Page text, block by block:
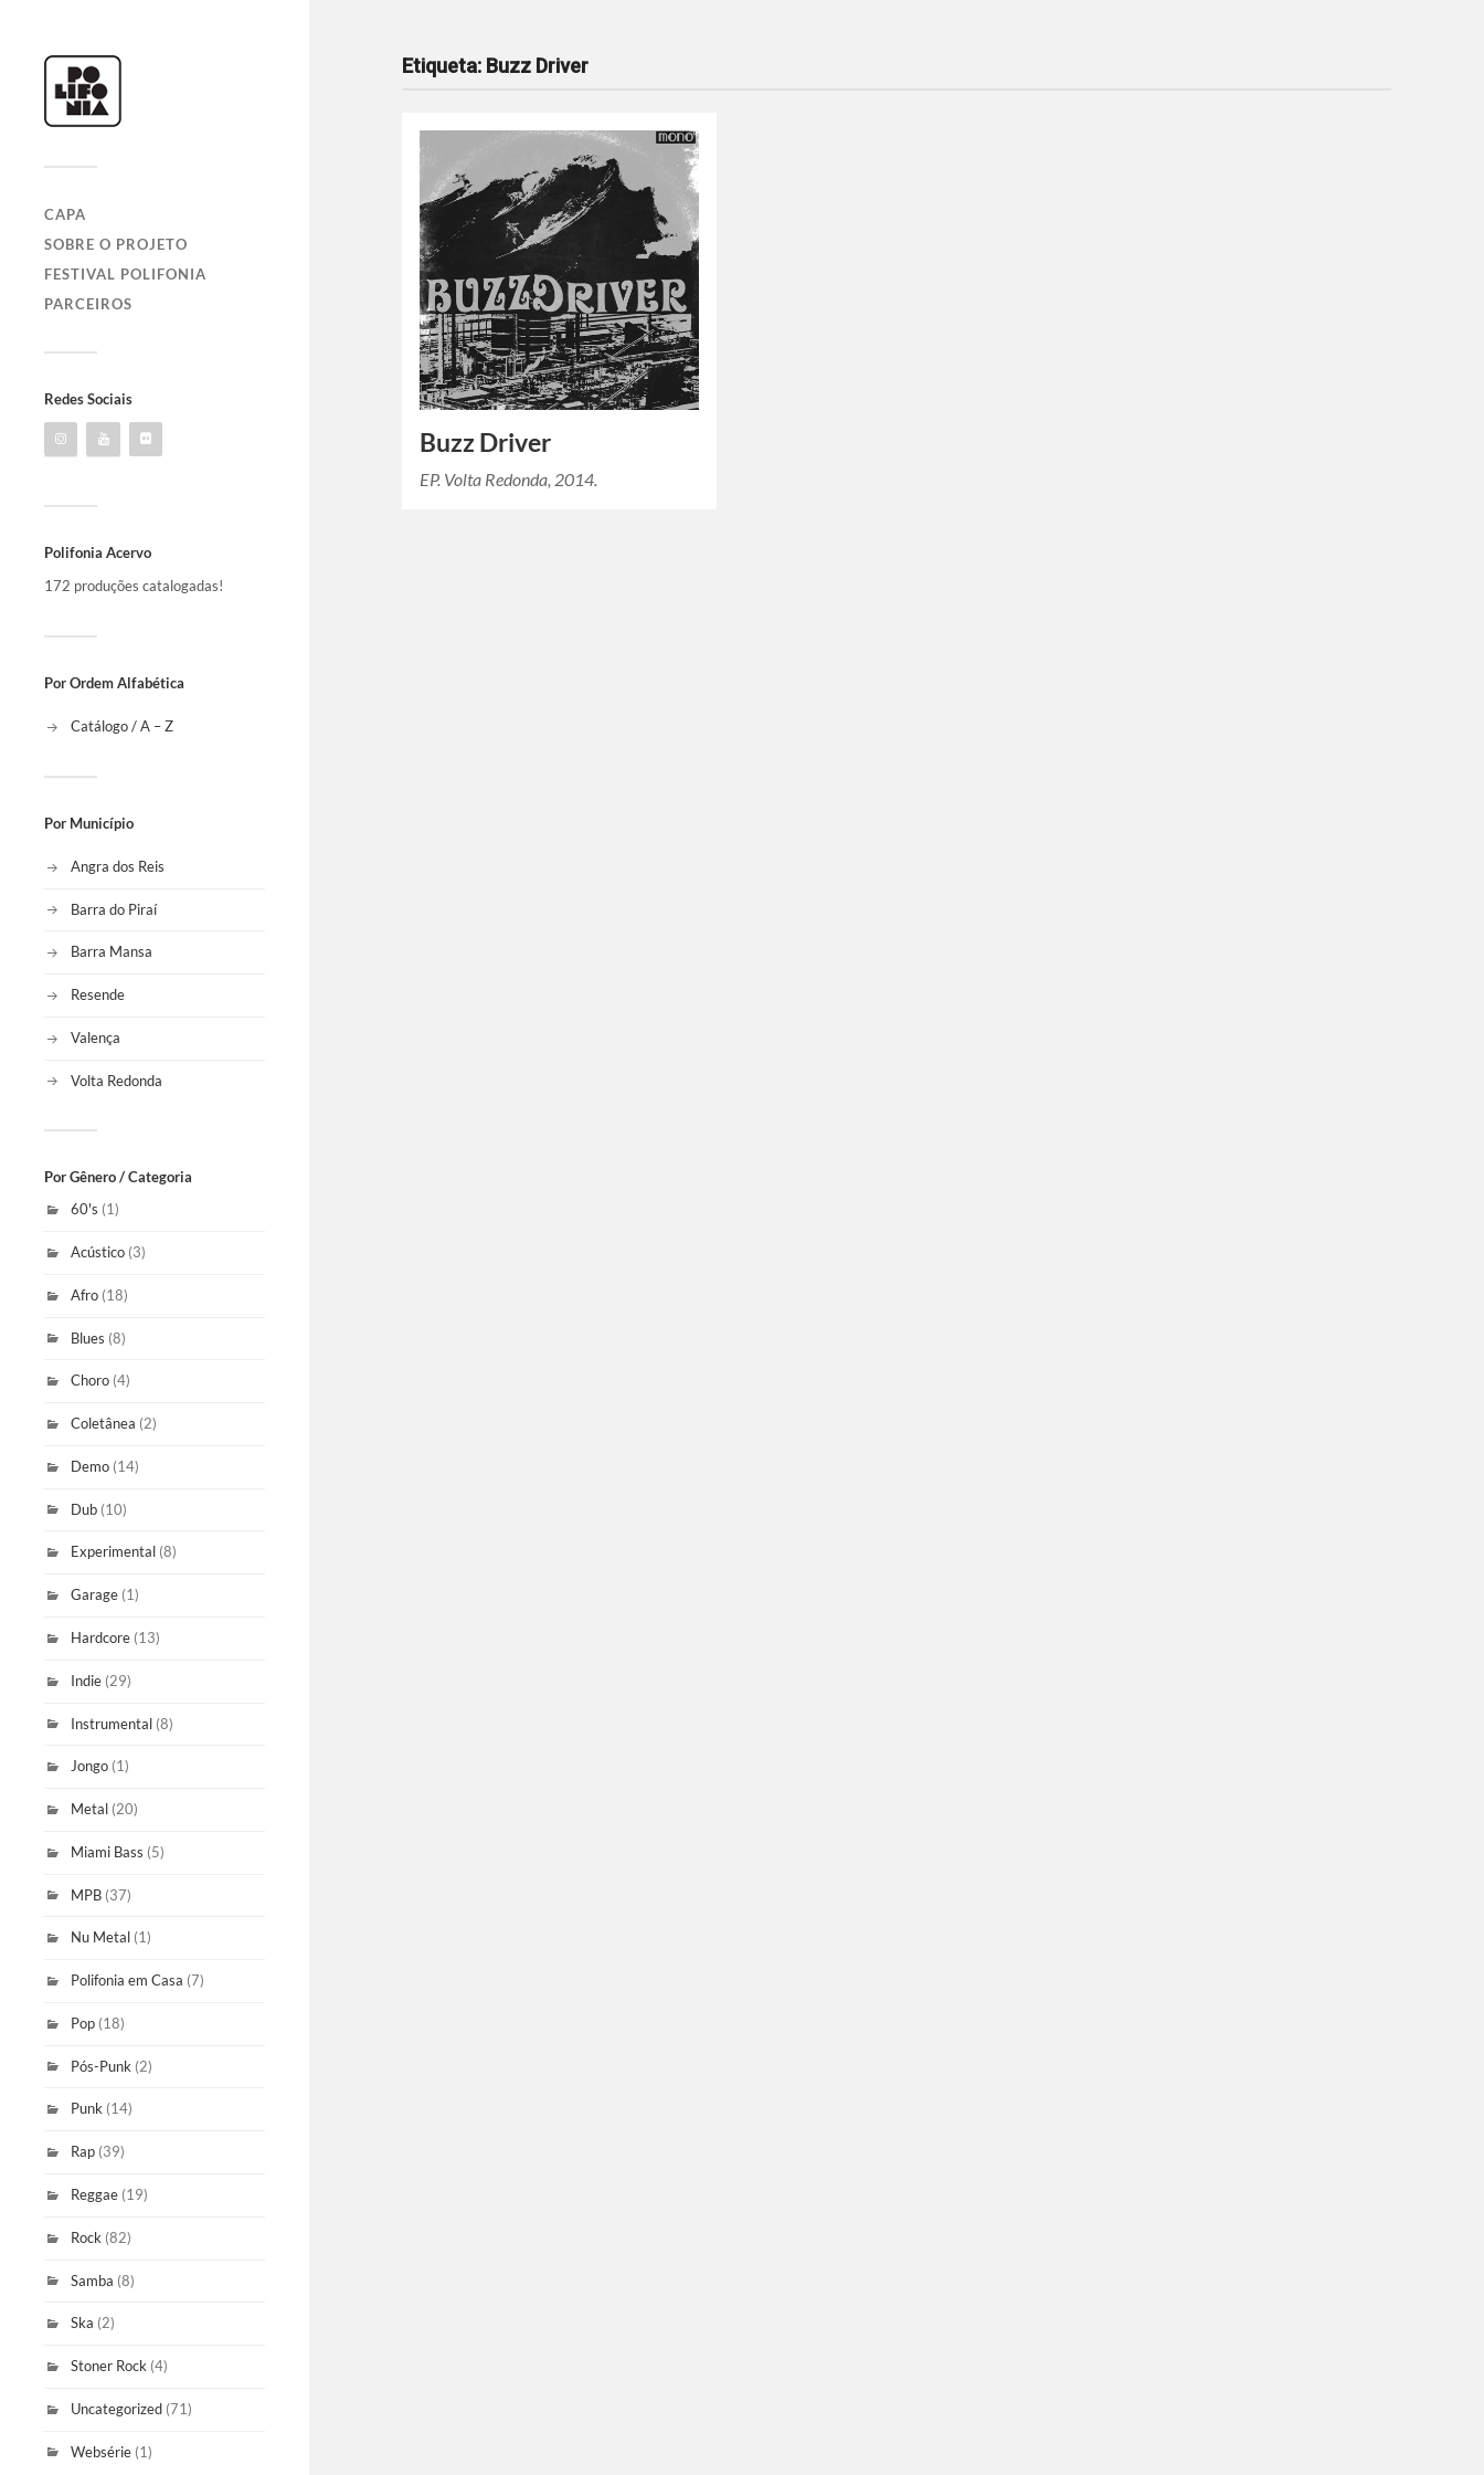
CAPA
SOBRE O PROJETO
FESTIVAL POLIFONIA
PARCEIROS
Redes Sociais
Polifonia Acervo
172 produções catalogadas!
Por Ordem Alfabética
Catálogo / A – Z
Por Município
Angra dos Reis
Barra do Piraí
Barra Mansa
Resende
Valença
Volta Redonda
Por Gênero / Categoria
60's (1)
Acústico (3)
Afro (18)
Blues (8)
Choro (4)
Coletânea (2)
Demo (14)
Dub (10)
Experimental (8)
Garage (1)
Hardcore (13)
Indie (29)
Instrumental (8)
Jongo (1)
Metal (20)
Miami Bass (5)
MPB (37)
Nu Metal (1)
Polifonia em Casa (7)
Pop (18)
Pós-Punk (2)
Punk (14)
Rap (39)
Reggae (19)
Rock (82)
Samba (8)
Ska (2)
Stoner Rock (4)
Uncategorized (71)
Websérie (1)
Etiqueta: Buzz Driver
Buzz Driver
EP. Volta Redonda, 2014.